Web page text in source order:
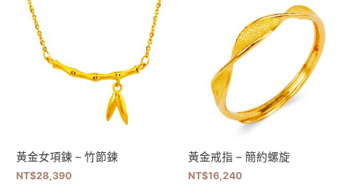
黃金女項鍊 – 竹節鍊
NT$28,390
黃金戒指 – 簡約螺旋
NT$16,240